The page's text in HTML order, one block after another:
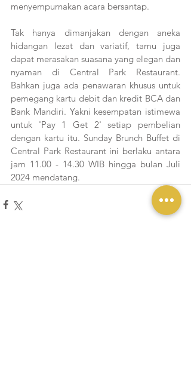
menyempurnakan acara bersantap.
Tak hanya dimanjakan dengan aneka
hidangan lezat dan variatif, tamu juga
dapat merasakan suasana yang elegan dan
nyaman di Central Park Restaurant.
Bahkan juga ada penawaran khusus untuk
pemegang kartu debit dan kredit BCA dan
Bank Mandiri. Yakni kesempatan istimewa
untuk 'Pay 1 Get 2' setiap pembelian
dengan kartu itu. Sunday Brunch Buffet di
Central Park Restaurant ini berlaku antara
jam 11.00 - 14.30 WIB hingga bulan Juli
2024 mendatang.